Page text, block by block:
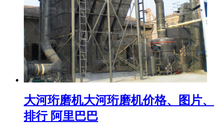
大河珩磨机大河珩磨机价格、图片、
排行 阿里巴巴